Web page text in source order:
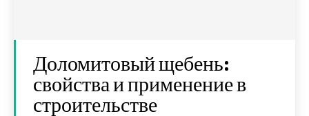
Доломитовый щебень:
свойства и применение в
строительстве